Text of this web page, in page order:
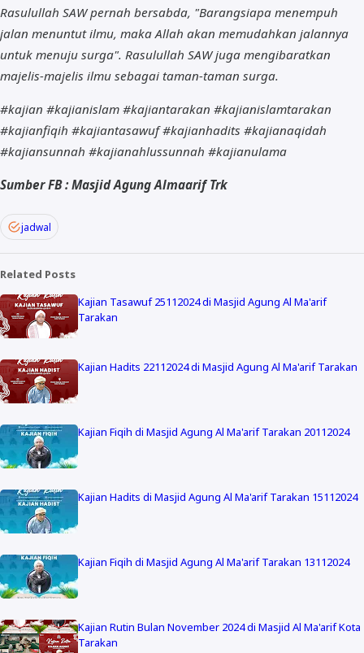
Rasulullah SAW pernah bersabda, "Barangsiapa menempuh
jalan menuntut ilmu, maka Allah akan memudahkan jalannya
untuk menuju surga". Rasulullah SAW juga mengibaratkan
majelis-majelis ilmu sebagai taman-taman surga.
#kajian #kajianislam #kajiantarakan #kajianislamtarakan
#kajianfiqih #kajiantasawuf #kajianhadits #kajianaqidah
#kajiansunnah #kajianahlussunnah #kajianulama
Sumber FB : Masjid Agung Almaarif Trk
jadwal
Related Posts
Kajian Tasawuf 25112024 di Masjid Agung Al Ma'arif
Tarakan
Kajian Hadits 22112024 di Masjid Agung Al Ma'arif Tarakan
Kajian Fiqih di Masjid Agung Al Ma'arif Tarakan 20112024
Kajian Hadits di Masjid Agung Al Ma'arif Tarakan 15112024
Kajian Fiqih di Masjid Agung Al Ma'arif Tarakan 13112024
Kajian Rutin Bulan November 2024 di Masjid Al Ma'arif Kota
Tarakan